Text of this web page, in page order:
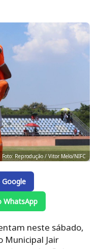
Reprodução / Vitor Melo/NIFC
Google
WhatsApp
neste sábado,
Municipal Jair